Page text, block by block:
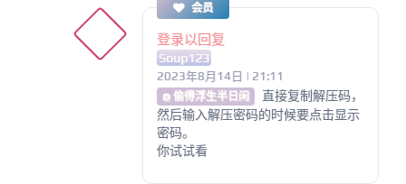
会员
登录以回复
Soup123
2023年8月14日 | 21:11
@ 偷得浮生半日闲
直接复制解压码，
然后输入解压密码的时候要点击显示
密码。
你试试看